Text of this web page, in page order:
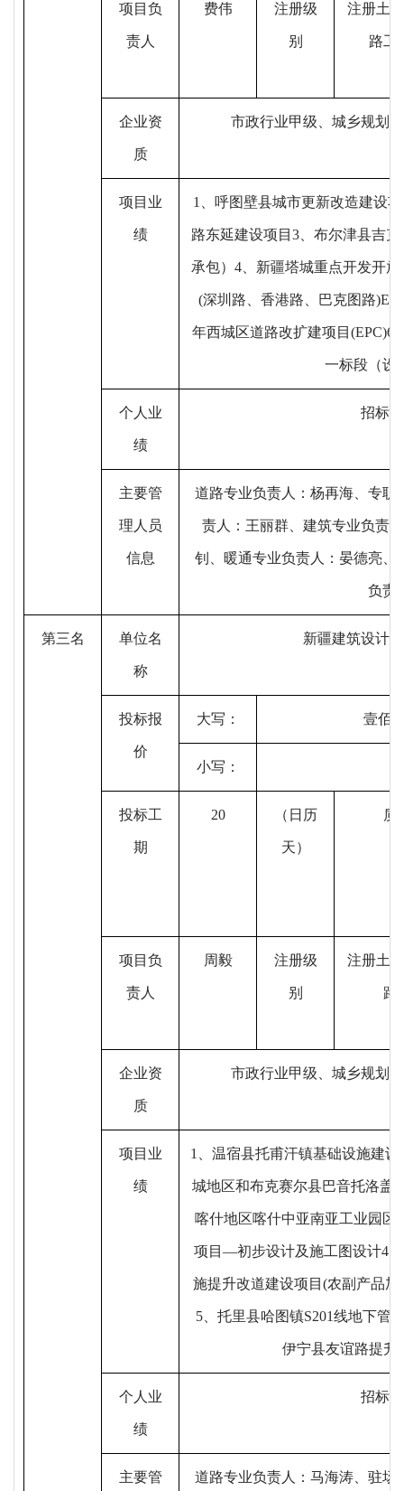
项目负
责人
费伟 注册级
别
注册土
路工
企业资
质
市政行业甲级、城乡规划
项目业
绩
1、呼图壁县城市更新改造建设
路东延建设项目3、布尔津县吉
承包）4、新疆塔城重点开发开
(深圳路、香港路、巴克图路
年西城区道路改扩建项目(EPC)6
一标段（设
个人业
绩
招标
主要管
理人员
信息
道路专业负责人：杨再海、专职
责人：王丽群、建筑专业负责
钊、暖通专业负责人：晏德亮、
负责
第三名 单位名
称
新疆建筑设计
投标报
价
大写： 壹佰
小写：
投标工
期
20 （日历
天）
质
项目负
责人
周毅 注册级
别
注册土
路
企业资
质
市政行业甲级、城乡规划
项目业
绩
1、温宿县托甫汗镇基础设施建
城地区和布克赛尔县巴音托洛盖
喀什地区喀什中亚南亚工业园区
项目—初步设计及施工图设计4
施提升改道建设项目(农副产品
5、托里县哈图镇S201线地下管
伊宁县友谊路提升
个人业
绩
招标
主要管 道路专业负责人：马海涛、驻场